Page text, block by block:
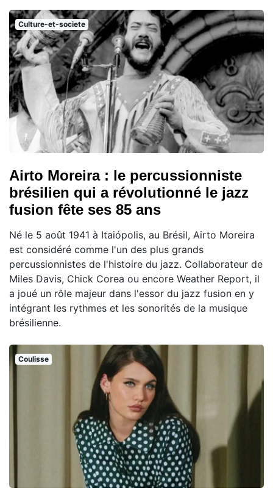
Culture-et-societe
Airto Moreira : le percussionniste
brésilien qui a révolutionné le jazz
fusion fête ses 85 ans
Né le 5 août 1941 à Itaiópolis, au Brésil, Airto Moreira
est considéré comme l'un des plus grands
percussionnistes de l'histoire du jazz. Collaborateur de
Miles Davis, Chick Corea ou encore Weather Report, il
a joué un rôle majeur dans l'essor du jazz fusion en y
intégrant les rythmes et les sonorités de la musique
brésilienne.
Coulisse